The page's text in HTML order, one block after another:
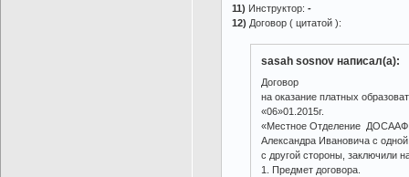
11) Инструктор: -
12) Договор ( цитатой ):
sasah sosnov написал(а):
Договор
на оказание платных
«06»01.2015г.
«Местное Отделение ДОСААФ
Александра Ивановича с
с другой стороны, заключили
1. Предмет договора.